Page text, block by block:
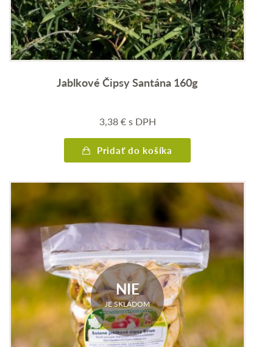
Jablkové Čipsy Santána 160g
3,38€s DPH
Pridať do košíka
NIE
JE SKLADOM